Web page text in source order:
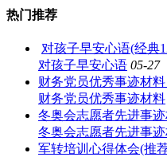
热门推荐
对孩子早安心语(经典
对孩子早安心语 05-27
财务党员优秀事迹材料
财务党员优秀事迹材料
冬奥会志愿者先进事迹
冬奥会志愿者先进事
军转培训心得体会(推